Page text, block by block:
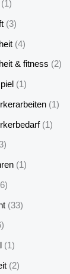
(1)
(3)
(4)
& fitness (2)
(1)
(1)
(1)
(1)
(33)
(1)
(2)